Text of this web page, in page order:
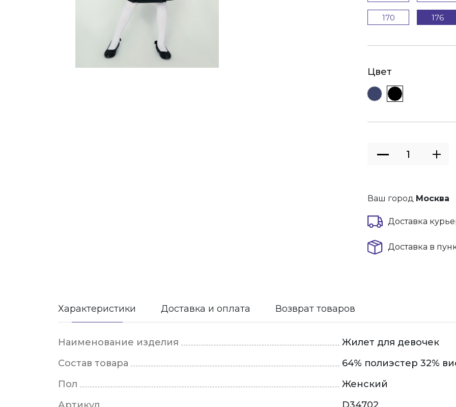
170 176
Цвет
Ваш город Москва
Доставка
Доставка в
Характеристики Доставка и оплата Возврат товаров
Наименование изделия
Жилет для девочек
Состав товара
64% полиэстер 32%
Пол
Женский